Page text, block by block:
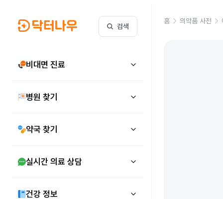
검색
비대면 진료
병원 찾기
약국 찾기
실시간 의료 상담
건강 정보
홈 의약품 사전